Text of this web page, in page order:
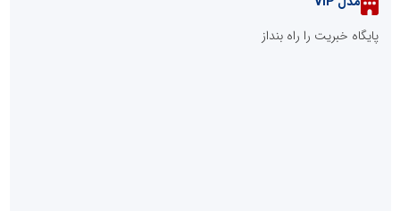
حضور حماسی ملت عراق درتشییع رهبر شهید، تجلی وفاداری به
آرمان‌های اسلام بود